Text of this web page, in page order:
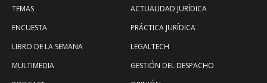
TEMAS
ENCUESTA
LIBRO DE LA SEMANA
MULTIMEDIA
ACTUALIDAD JURÍDICA
PRÁCTICA JURÍDICA
LEGALTECH
GESTIÓN DEL DESPACHO